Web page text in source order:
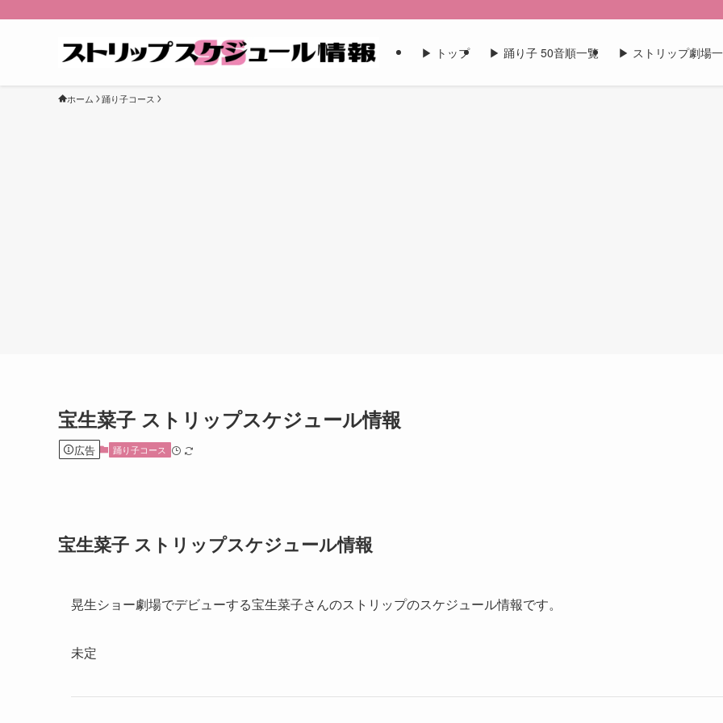
▶︎ トップ ▶︎ 踊り子 50音順一覧 ▶︎ ストリップ劇場
ホーム 踊り子コース
宝生菜子 ストリップスケジュール情報
広告 踊り子コース
宝生菜子 ストリップスケジュール情報
晃生ショー劇場でデビューする宝生菜子さんのストリップのスケジュール情報です。
未定